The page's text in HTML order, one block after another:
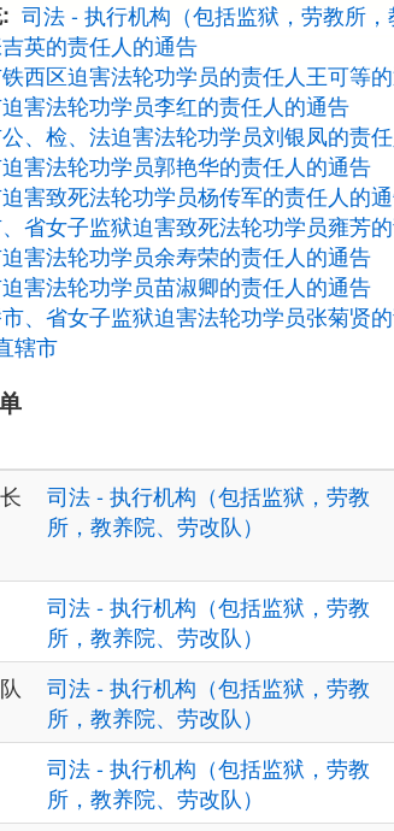
司法 - 执行机构（包括监狱，劳教所，
英的责任人的通告
西区迫害法轮功学员的责任人王可等
害法轮功学员李红的责任人的通告
、检、法迫害法轮功学员刘银凤的责
害法轮功学员郭艳华的责任人的通告
害致死法轮功学员杨传军的责任人的
省女子监狱迫害致死法轮功学员雍芳
害法轮功学员余寿荣的责任人的通告
害法轮功学员苗淑卿的责任人的通告
、省女子监狱迫害法轮功学员张菊贤
辖市
司法 - 执行机构（包括监狱，劳教
所，教养院、劳改队）
司法 - 执行机构（包括监狱，劳教
所，教养院、劳改队）
司法 - 执行机构（包括监狱，劳教
所，教养院、劳改队）
司法 - 执行机构（包括监狱，劳教
所，教养院、劳改队）